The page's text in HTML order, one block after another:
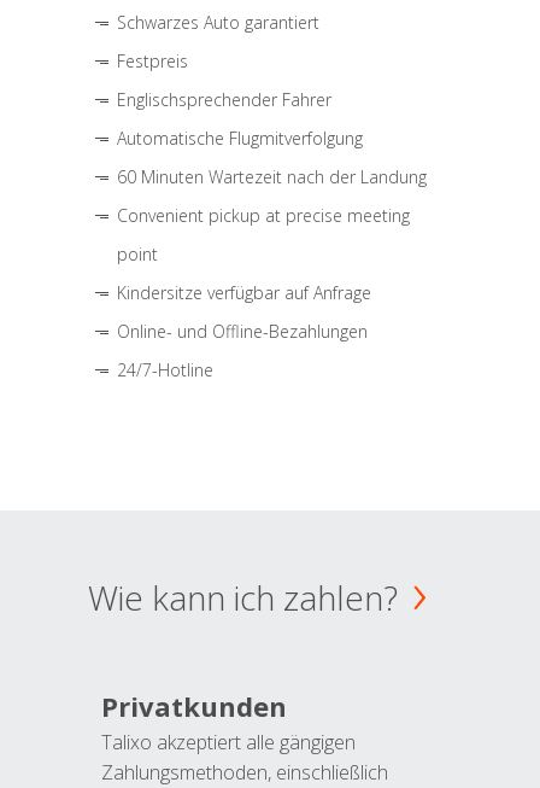
Schwarzes Auto garantiert
Festpreis
Englischsprechender Fahrer
Automatische Flugmitverfolgung
60 Minuten Wartezeit nach der Landung
Convenient pickup at precise meeting
point
Kindersitze verfügbar auf Anfrage
Online- und Offline-Bezahlungen
24/7-Hotline
Wie kann ich zahlen?
Privatkunden
Talixo akzeptiert alle gängigen
Zahlungsmethoden, einschließlich